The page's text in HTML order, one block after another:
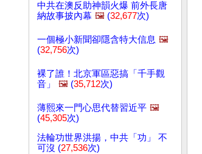
中共在澳反助神韻火爆 前外長唐
納故事披內幕 🖼️ (32,677次)
一個極小新聞卻隱含特大信息 🖼️
(32,756次)
裸了誰！北京軍區惡搞「千手觀
音」
🖼️ (35,712次)
薄熙來一門心思代替習近平 🖼️
(45,305次)
法輪功世界洪揚，中共「功」 不
可沒 (27,536次)